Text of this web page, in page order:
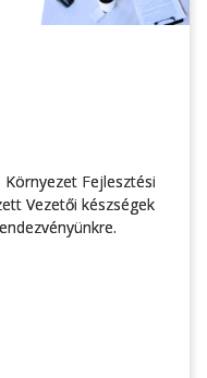
Fejlesztési
Vezetői készségek